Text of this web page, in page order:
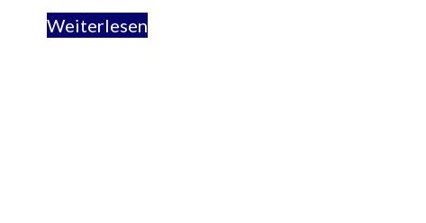
Weiterlesen